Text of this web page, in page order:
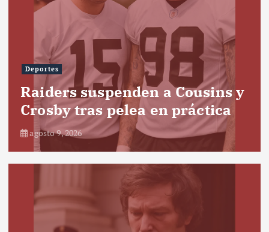
Deportes
Raiders suspenden a Cousins y
Crosby tras pelea en práctica
agosto 9, 2026